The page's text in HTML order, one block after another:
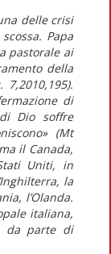
delle crisi
Papa
pastorale ai
della
di
Dio soffre
(Mt
il Canada,
Uniti, in
la
l’Olanda.
italiana,
da parte di